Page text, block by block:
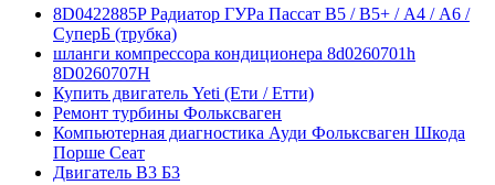
8D0422885P Радиатор ГУРа Пассат В5 / В5+ / А4 / А6 /
СуперБ (трубка)
шланги компрессора кондиционера 8d0260701h
8D0260707H
Купить двигатель Yeti (Ети / Етти)
Ремонт турбины Фольксваген
Компьютерная диагностика Ауди Фольксваген Шкода
Порше Сеат
Двигатель В3 Б3